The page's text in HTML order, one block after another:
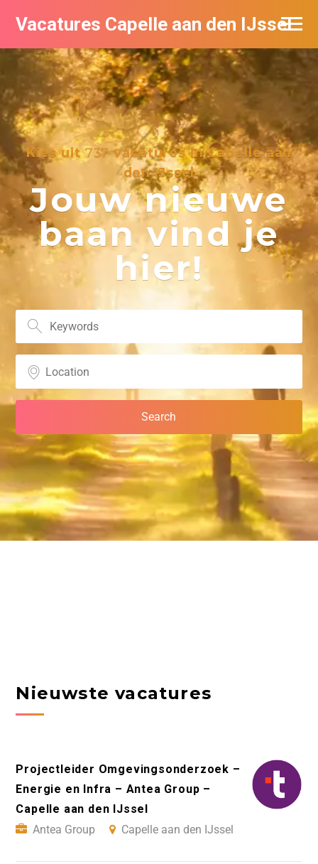
Vacatures Capelle aan den IJssel
Kies uit737vacatures in Capelle aan
den IJssel
Jouw nieuwe
baan vind je
hier!
Nieuwste vacatures
Projectleider Omgevingsonderzoek –
Energie en Infra – Antea Group –
Capelle aan den IJssel
Antea Group
Capelle aan den IJssel